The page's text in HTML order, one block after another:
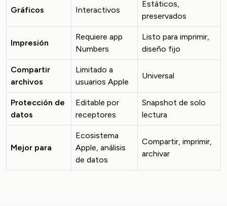
Gráficos Interactivos
Estáticos,
preservados
Impresión
Requiere app
Numbers
Listo para imprimir,
diseño fijo
Compartir
archivos
Limitado a
usuarios Apple
Universal
Protección de
datos
Editable por
receptores
Snapshot de solo
lectura
Mejor para
Ecosistema
Apple, análisis
de datos
Compartir, imprimir,
archivar